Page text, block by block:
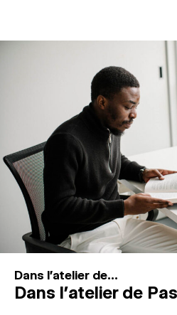
Dans l'atelier de...
Dans l’atelier de